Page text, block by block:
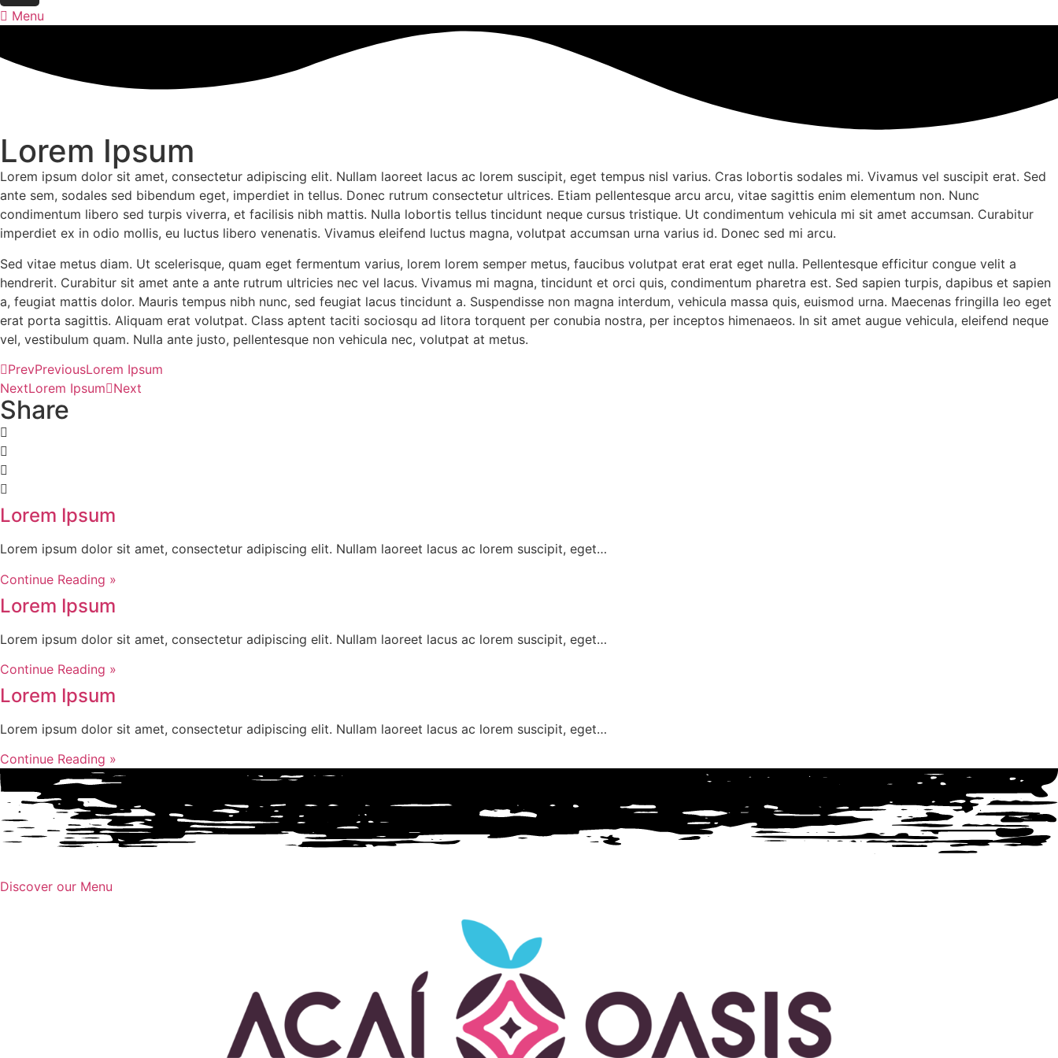
Menu
Lorem Ipsum
Lorem ipsum dolor sit amet, consectetur adipiscing elit. Nullam laoreet lacus ac lorem suscipit, eget tempus nisl varius. Cras lobortis sodales mi. Vivamus vel suscipit erat. Sed
ante sem, sodales sed bibendum eget, imperdiet in tellus. Donec rutrum consectetur ultrices. Etiam pellentesque arcu arcu, vitae sagittis enim elementum non. Nunc
condimentum libero sed turpis viverra, et facilisis nibh mattis. Nulla lobortis tellus tincidunt neque cursus tristique. Ut condimentum vehicula mi sit amet accumsan. Curabitur
imperdiet ex in odio mollis, eu luctus libero venenatis. Vivamus eleifend luctus magna, volutpat accumsan urna varius id. Donec sed mi arcu.
Sed vitae metus diam. Ut scelerisque, quam eget fermentum varius, lorem lorem semper metus, faucibus volutpat erat erat eget nulla. Pellentesque efficitur congue velit a
hendrerit. Curabitur sit amet ante a ante rutrum ultricies nec vel lacus. Vivamus mi magna, tincidunt et orci quis, condimentum pharetra est. Sed sapien turpis, dapibus et sapien
a, feugiat mattis dolor. Mauris tempus nibh nunc, sed feugiat lacus tincidunt a. Suspendisse non magna interdum, vehicula massa quis, euismod urna. Maecenas fringilla leo eget
erat porta sagittis. Aliquam erat volutpat. Class aptent taciti sociosqu ad litora torquent per conubia nostra, per inceptos himenaeos. In sit amet augue vehicula, eleifend neque
vel, vestibulum quam. Nulla ante justo, pellentesque non vehicula nec, volutpat at metus.
PrevPreviousLorem Ipsum
NextLorem Ipsum Next
Share
Lorem Ipsum
Lorem ipsum dolor sit amet, consectetur adipiscing elit. Nullam laoreet lacus ac lorem suscipit, eget…
Continue Reading »
Lorem Ipsum
Lorem ipsum dolor sit amet, consectetur adipiscing elit. Nullam laoreet lacus ac lorem suscipit, eget…
Continue Reading »
Lorem Ipsum
Lorem ipsum dolor sit amet, consectetur adipiscing elit. Nullam laoreet lacus ac lorem suscipit, eget…
Continue Reading »
Discover our Menu